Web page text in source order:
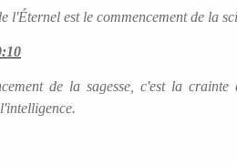
l'Éternel est le commencement de la
de la sagesse, c'est la